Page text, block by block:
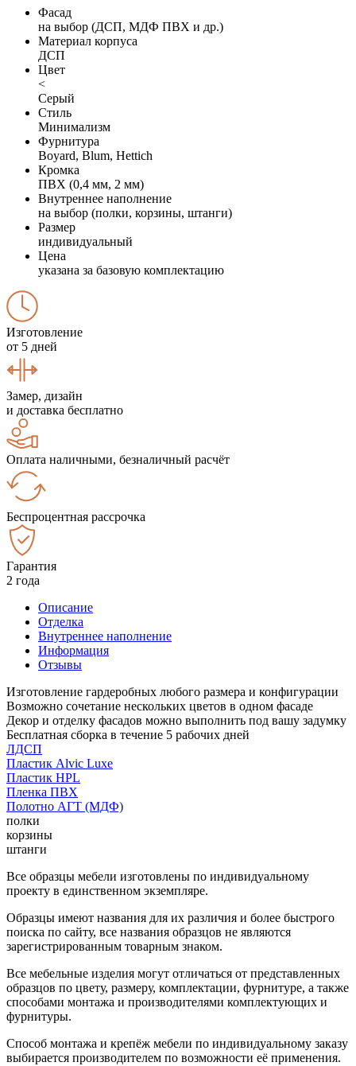
Фасад
на выбор (ДСП, МДФ ПВХ и др.)
Материал корпуса
ДСП
Цвет
<
Серый
Стиль
Минимализм
Фурнитура
Boyard, Blum, Hettich
Кромка
ПВХ (0,4 мм, 2 мм)
Внутреннее наполнение
на выбор (полки, корзины, штанги)
Размер
индивидуальный
Цена
указана за базовую комплектацию
Изготовление
от 5 дней
Замер, дизайн
и доставка бесплатно
Оплата наличными, безналичный расчёт
Беспроцентная рассрочка
Гарантия
2 года
Описание
Отделка
Внутреннее наполнение
Информация
Отзывы
Изготовление гардеробных любого размера и конфигурации
Возможно сочетание нескольких цветов в одном фасаде
Декор и отделку фасадов можно выполнить под вашу задумку
Бесплатная сборка в течение 5 рабочих дней
ЛДСП
Пластик Alvic Luxe
Пластик HPL
Пленка ПВХ
Полотно АГТ (МДФ)
полки
корзины
штанги
Все образцы мебели изготовлены по индивидуальному
проекту в единственном экземпляре.
Образцы имеют названия для их различия и более быстрого
поиска по сайту, все названия образцов не являются
зарегистрированным товарным знаком.
Все мебельные изделия могут отличаться от представленных
образцов по цвету, размеру, комплектации, фурнитуре, а также
способами монтажа и производителями комплектующих и
фурнитуры.
Способ монтажа и крепёж мебели по индивидуальному заказу
выбирается производителем по возможности её применения.